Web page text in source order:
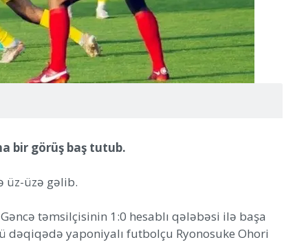
bir görüş baş tutub.
üz-üzə gəlib.
təmsilçisinin 1:0 hesablı qələbəsi ilə başa
dəqiqədə yaponiyalı futbolçu Ryonosuke Ohori